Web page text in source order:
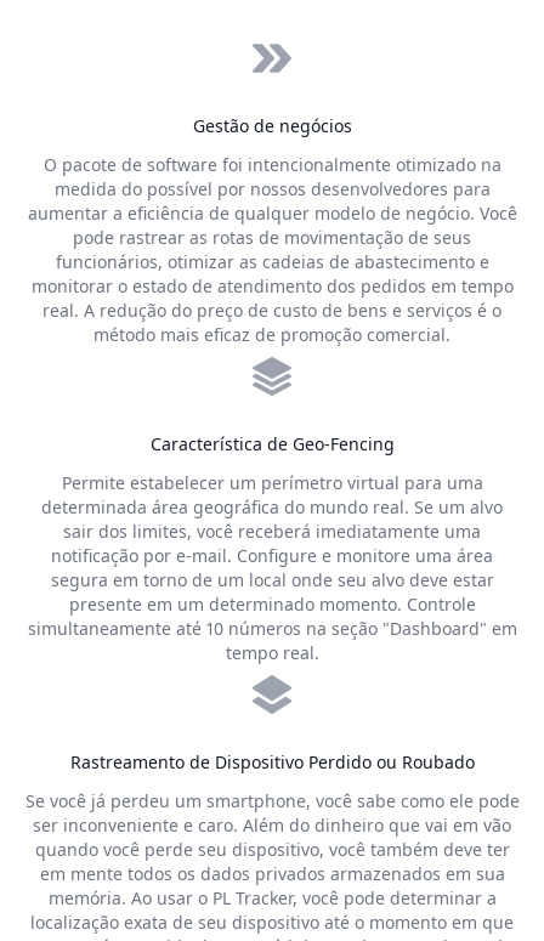
Gestão de negócios
O pacote de software foi intencionalmente otimizado na
medida do possível por nossos desenvolvedores para
aumentar a eficiência de qualquer modelo de negócio. Você
pode rastrear as rotas de movimentação de seus
funcionários, otimizar as cadeias de abastecimento e
monitorar o estado de atendimento dos pedidos em tempo
real. A redução do preço de custo de bens e serviços é o
método mais eficaz de promoção comercial.
Característica de Geo-Fencing
Permite estabelecer um perímetro virtual para uma
determinada área geográfica do mundo real. Se um alvo
sair dos limites, você receberá imediatamente uma
notificação por e-mail. Configure e monitore uma área
segura em torno de um local onde seu alvo deve estar
presente em um determinado momento. Controle
simultaneamente até 10 números na seção "Dashboard" em
tempo real.
Rastreamento de Dispositivo Perdido ou Roubado
Se você já perdeu um smartphone, você sabe como ele pode
ser inconveniente e caro. Além do dinheiro que vai em vão
quando você perde seu dispositivo, você também deve ter
em mente todos os dados privados armazenados em sua
memória. Ao usar o PL Tracker, você pode determinar a
localização exata de seu dispositivo até o momento em que